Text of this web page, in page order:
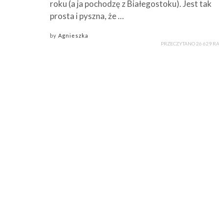
roku (a ja pochodzę z Białegostoku). Jest tak
prosta i pyszna, że …
by Agnieszka
PRZECZYTANO 26 629